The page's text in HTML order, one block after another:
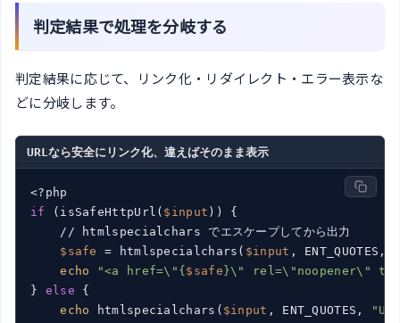
判定結果で処理を分岐する
判定結果に応じて、リンク化・リダイレクト・エラー表示な
どに分岐します。
URLなら安全にリンク化、違えばそのまま表示
if
(isSafeHttpUrl( $input )) {
    // htmlspecialchars でエスケープしてから出力
$safe
= htmlspecialchars( $input , ENT_QUOTES,
echo
"<a href=\"{ $safe }\" rel=\"noopener\"
} else {
echo htmlspecialchars( $input , ENT_QUOTES,